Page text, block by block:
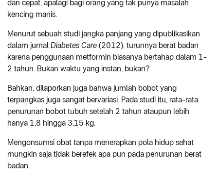
dan cepat, apalagi bagi orang yang tak punya masalah
kencing manis.
Menurut sebuah studi jangka panjang yang dipublikasikan
dalam jurnal Diabetes Care (2012), turunnya berat badan
karena penggunaan metformin biasanya bertahap dalam 1-
2 tahun. Bukan waktu yang instan, bukan?
Bahkan, dilaporkan juga bahwa jumlah bobot yang
terpangkas juga sangat bervariasi. Pada studi itu, rata-rata
penurunan bobot tubuh setelah 2 tahun ataupun lebih
hanya 1,8 hingga 3,15 kg.
Mengonsumsi obat tanpa menerapkan pola hidup sehat
mungkin saja tidak berefek apa pun pada penurunan berat
badan.